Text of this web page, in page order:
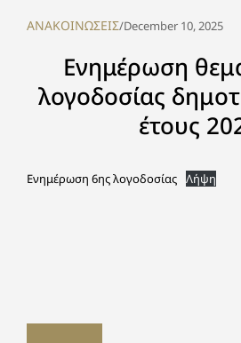
ΑΝΑΚΟΙΝΩΣΕΙΣ/December 10, 2025
Ενημέρωση
λογοδοσίας
έτους
Ενημέρωση 6ης λογοδοσίας Λήψη